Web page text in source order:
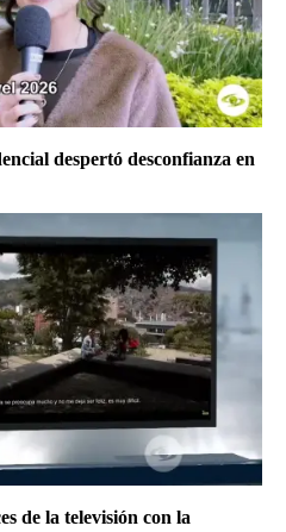
despertó desconfianza en
de la televisión con la